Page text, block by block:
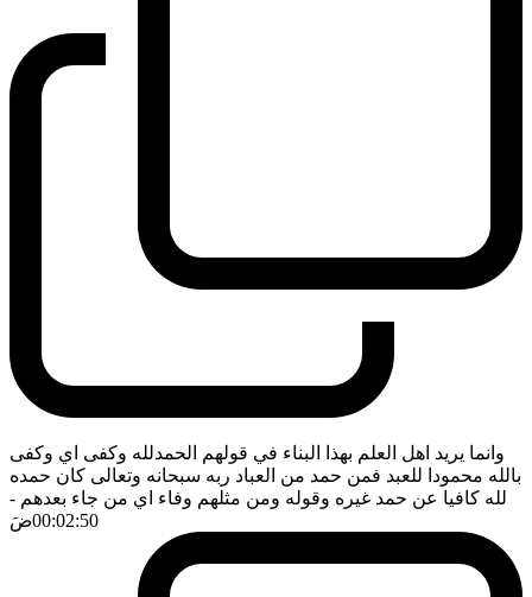
وانما يريد اهل العلم بهذا البناء في قولهم الحمدلله وكفى اي وكفى
بالله محمودا للعبد فمن حمد من العباد ربه سبحانه وتعالى كان حمده
لله كافيا عن حمد غيره وقوله ومن مثلهم وفاء اي من جاء بعدهم -
00:02:50ضَ